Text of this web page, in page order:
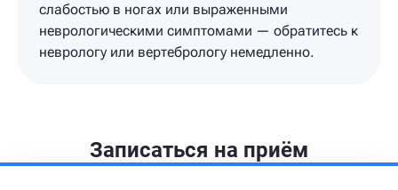
слабостью в ногах или выраженными
неврологическими симптомами — обратитесь к
неврологу или вертебрологу немедленно.
Записаться на приём